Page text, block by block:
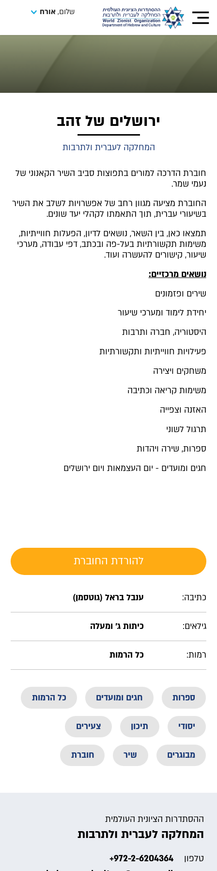
שלום, אורח
ירושלים של זהב
המחלקה לעברית ולתרבות
חוברת הדרכה למורים בתפוצות סביב השיר הקאנוני של
נעמי שמר.
החוברת מציעה מגוון רחב של אפשרויות לשלב את השיר
בשיעורי עברית, תוך התאמתו לקהלי יעד שונים.
תמצאו כאן, בין השאר, נושאים לדיון, הפעלות חווייתיות,
משימות תקשורתיות בעל-פה ובכתב, דפי עבודה, מערכי
שיעור, קישורים להעשרה ועוד.
נושאים מרכזיים:
שירים ופזמונים
יחידת לימוד ומערכי שיעור
היסטוריה, חברה ותרבות
פעילויות חווייתיות ותקשורתיות
משחקים ויצירה
משימות קריאה וכתיבה
האזנה וצפייה
תרגול לשוני
ספרות, שירה ויהדות
חגים ומועדים - יום העצמאות ויום ירושלים
להורדת החוברת
כתיבה: ענבל בראל (גוטסמן)
גילאים: כיתות ג' ומעלה
רמות: כל הרמות
ספרות חגים ומועדים כל הרמות
יסודי תיכון צעירים
מבוגרים שיר חוברת
ההסתדרות הציונית העולמית
המחלקה לעברית ולתרבות
טלפון +972-2-6204364